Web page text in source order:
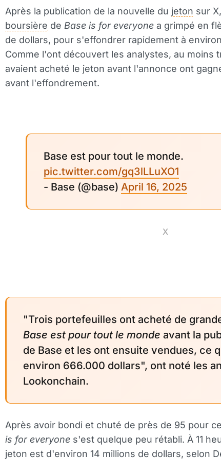
Après la publication de la nouvelle du jeton sur
boursière de Base is for everyone a grimpé en
de dollars, pour s'effondrer rapidement à
Comme l'ont découvert les analystes, au moins
avaient acheté le jeton avant l'annonce ont
avant l'effondrement.
Base est pour tout le monde.
pic.twitter.com/gq3lLLuXO1
- Base (@base) April 16, 2025
X
"Trois portefeuilles ont acheté de
Base est pour tout le monde avant la
de Base et les ont ensuite vendues, ce
environ 666.000 dollars", ont noté les
Lookonchain.
Après avoir bondi et chuté de près de 95 pour
is for everyone s'est quelque peu rétabli. À 11
jeton est d'environ 14 millions de dollars, selon